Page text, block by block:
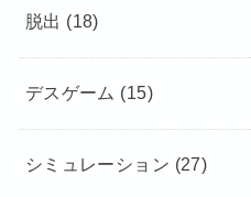
脱出 (18)
デスゲーム (15)
シミュレーション (27)